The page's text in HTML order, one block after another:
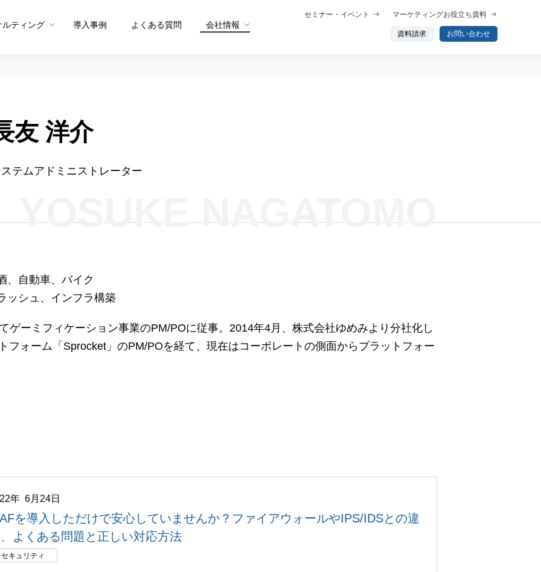
プロダクト概要
セグメント適正スコア
ルティング
メソッドを共有する仕組み
PDCAメソッド
広告効果最大化メソッド
顧客育成メソッド
導入事例 よくある質問 会社情報
セミナー・イベント マーケティングお役立ち資料
資料請求 お問い合わせ
友 洋介
YOSUKE NAGATOMO
テムアドミニストレーター
、自動車、バイク
ッシュ、インフラ構築
ゲーミフィケーション事業のPM/POに従事。2014年4月、株式会社ゆめみより分社化し
フォーム「Sprocket」のPM/POを経て、現在はコーポレートの側面からプラットフォー
年 6月24日
を導入しただけで安心していませんか？ファイアウォールやIPS/IDSとの違
よくある問題と正しい対応方法
セキュリティ